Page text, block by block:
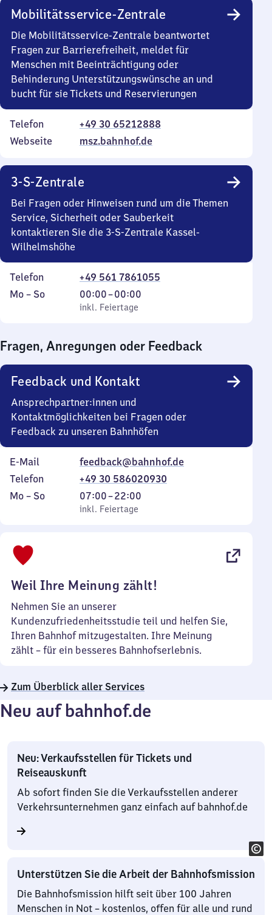
Mobilitätsservice-Zentrale
Die Mobilitätsservice-Zentrale beantwortet
Fragen zur Barrierefreiheit, meldet für
Menschen mit Beeinträchtigung oder
Behinderung Unterstützungswünsche an und
bucht für sie Tickets und Reservierungen
Telefon
+49 30 65212888
Webseite
msz.bahnhof.de
3-S-Zentrale
Bei Fragen oder Hinweisen rund um die Themen
Service, Sicherheit oder Sauberkeit
kontaktieren Sie die 3-S-Zentrale Kassel-
Wilhelmshöhe
Telefon
+49 561 7861055
Montag
Mo – So,
inkl. Feiertage
00:00–00:00
Von
0
0
Uhr
inkl. Feiertage
Fragen, Anregungen oder Feedback
Feedback und Kontakt
Ansprechpartner:innen und
Kontaktmöglichkeiten bei Fragen oder
Feedback zu unseren Bahnhöfen
E-Mail
feedback@bahnhof.de
Telefon
+49 30 586020930
Montag
Mo – So,
inkl. Feiertage
07:00–22:00
Von
7
inkl. Feiertage
Weil Ihre Meinung zählt!
Nehmen Sie an unserer
Kundenzufriedenheitsstudie teil und helfen Sie,
Ihren Bahnhof mitzugestalten. Ihre Meinung
zählt – für ein besseres Bahnhofserlebnis.
Zum Überblick aller Services
Neu auf bahnhof.de
Neu: Verkaufsstellen für Tickets und
Reiseauskunft
Ab sofort finden Sie die Verkaufsstellen anderer
Verkehrsunternehmen ganz einfach auf bahnhof.de
Unterstützen Sie die Arbeit der Bahnhofsmission
Die Bahnhofsmission hilft seit über 100 Jahren
Menschen in Not – kostenlos, offen für alle und rund